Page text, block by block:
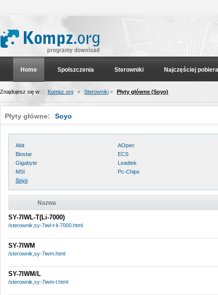
Home Spolszczenia Sterowniki Najczęściej
Znajdujesz się w: : Kompz.org » Sterowniki » Płyty główne (Soyo)
Płyty główne: Soyo
Abit
AOpen
Biostar
ECS
Gigabyte
Leadtek
MSI
Pc-Chips
Soyo
Nazwa
SY-7IWL-T(Li-7000)
/sterownik,sy-7iwl-t-li-7000.html
SY-7IWM
/sterownik,sy-7iwm.html
SY-7IWM/L
/sterownik,sy-7iwm-l.html